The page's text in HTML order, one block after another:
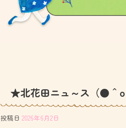
★北花田ニュ～ス（●＾
投稿日 2026年6月2日